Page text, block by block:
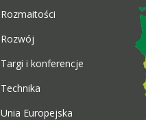
Rozmaitości
Rozwój
Targi i konferencje
Technika
Unia Europejska